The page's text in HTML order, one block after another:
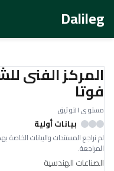
Dalileg
المركز الفنى
فوتا
مستوى التوثيق
بيانات أولية
لم نراجع المستندات والبيانات
المراجعة.
الصناعات الهندسية